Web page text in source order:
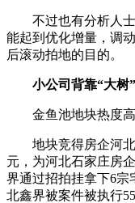
不过也有分析人士
能起到优化增量，调
后滚动拍地的目的。
小公司背靠“大树”
金鱼池地块热度高
地块竞得房企河北
元，为河北石家庄房
界通过招拍挂拿下6宗
北鑫界被案件被执行